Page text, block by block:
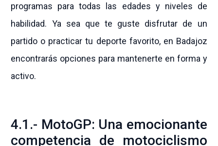
programas para todas las edades y niveles de
habilidad. Ya sea que te guste disfrutar de un
partido o practicar tu deporte favorito, en Badajoz
encontrarás opciones para mantenerte en forma y
activo.
4.1.- MotoGP: Una emocionante
competencia de motociclismo